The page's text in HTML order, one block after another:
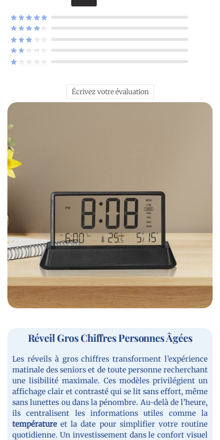
Écrivez votre évaluation
Réveil Gros Chiffres Personnes Âgées
Les réveils à gros chiffres transforment l’expérience
matinale des seniors et de toute personne recherchant
une lisibilité maximale. Ces modèles privilégient un
affichage clair et contrasté qui se lit sans effort, même
sans lunettes ou dans la pénombre. Au-delà de l’heure,
ils centralisent les informations utiles comme la
température et la date pour simplifier votre routine
quotidienne. Un investissement dans le confort visuel